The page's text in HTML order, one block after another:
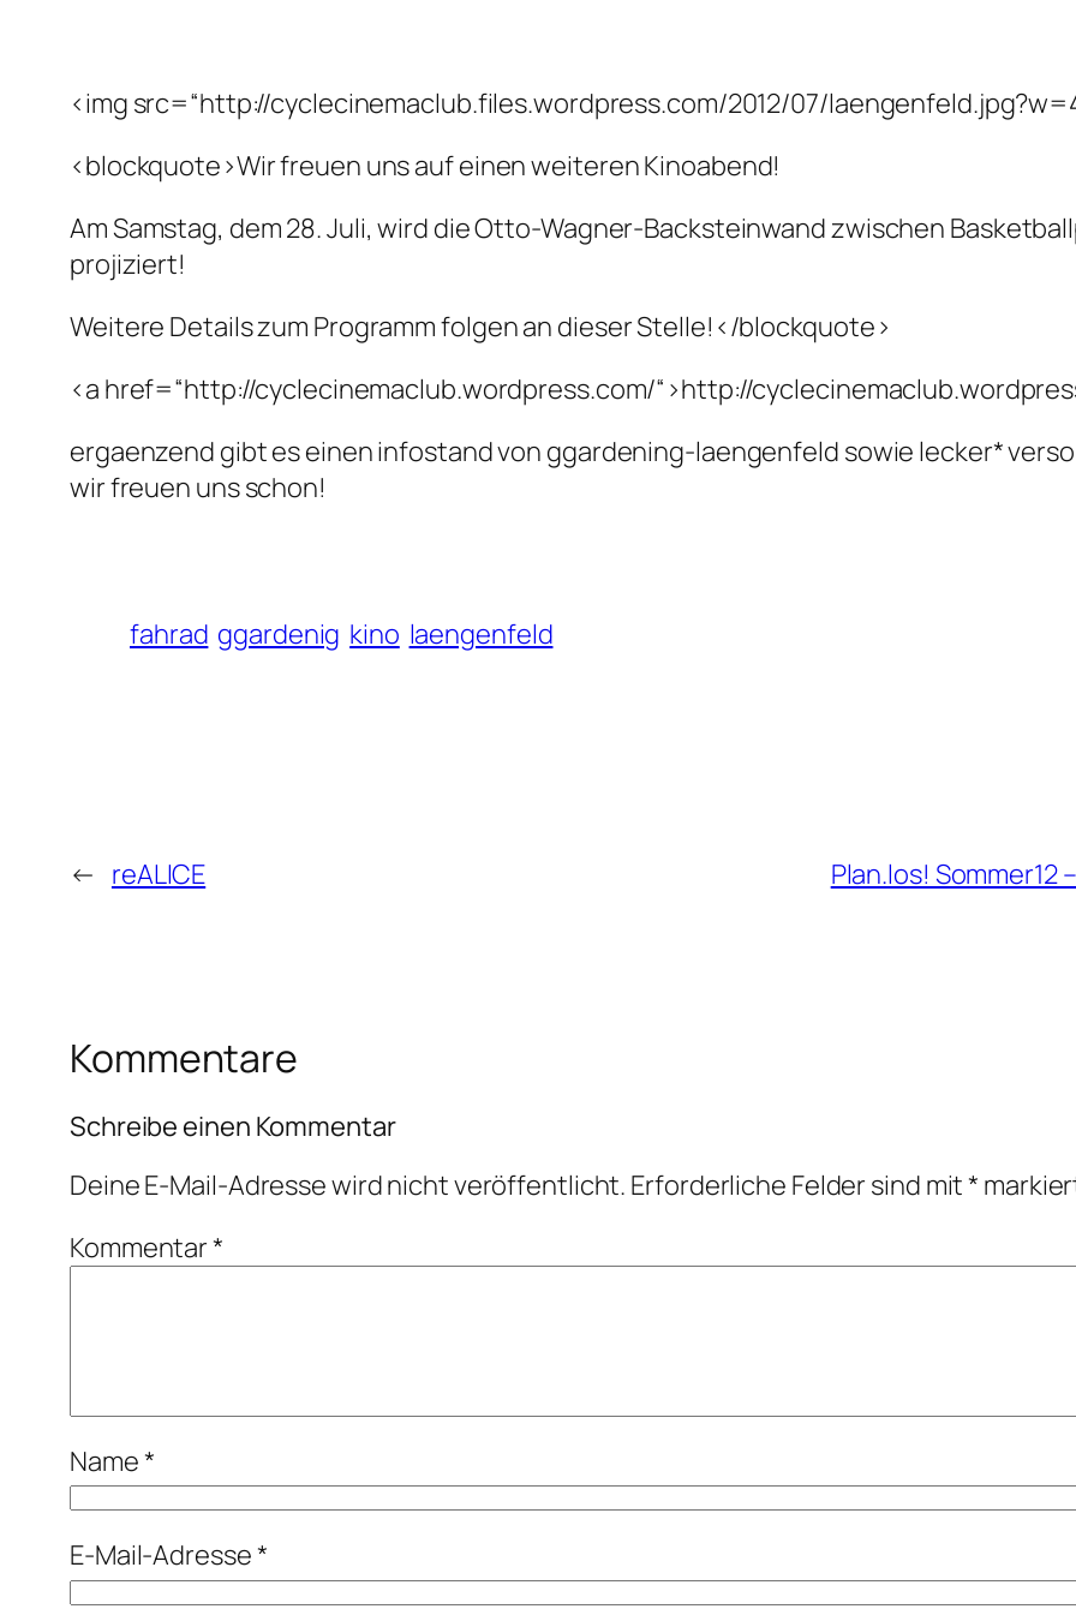
<img src=“http://cyclecinemaclub.files.wordpress.com/2012/07/
<blockquote>Wir freuen uns auf einen weiteren Kinoabend!
Am Samstag, dem 28. Juli, wird die Otto-Wagner-Backsteinwand zwischen
projiziert!
Weitere Details zum Programm folgen an dieser Stelle!</blockquote>
<a href=“http://cyclecinemaclub.wordpress.com/“>http://
ergaenzend gibt es einen infostand von ggardening-laengenfeld sowie lecker*
wir freuen uns schon!
fahrad ggardenig kino laengenfeld
← reALICE Plan.los! Sommer12
Kommentare
Schreibe einen Kommentar
Deine E-Mail-Adresse wird nicht veröffentlicht. Erforderliche Felder sind mit*
Kommentar*
Name*
E-Mail-Adresse*